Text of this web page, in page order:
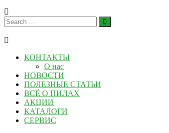
КОНТАКТЫ
О нас
НОВОСТИ
ПОЛЕЗНЫЕ СТАТЬИ
ВСЁ О ПИЛАХ
АКЦИИ
КАТАЛОГИ
СЕРВИС